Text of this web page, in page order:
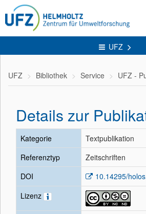
UFZ
UFZ Bibliothek Service UFZ -
Details zur
Kategorie
Textpublikation
Referenztyp
Zeitschriften
DOI
10.14295/
Lizenz